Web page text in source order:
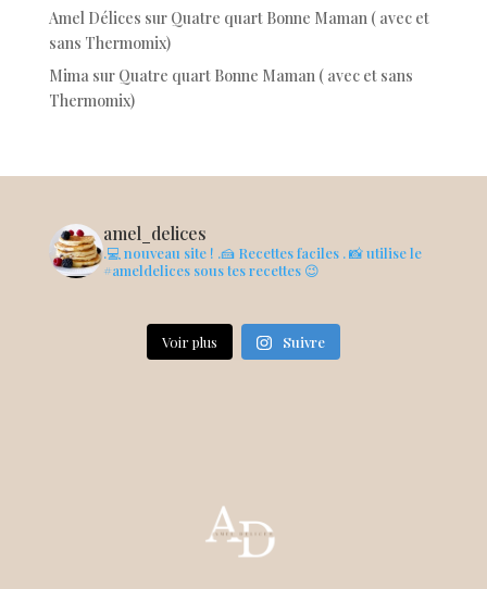
Amel Délices sur Quatre quart Bonne Maman ( avec et
sans Thermomix)
Mimasur Quatre quart Bonne Maman ( avec et sans
Thermomix)
amel_delices
.💻 nouveau site ! .🍰 Recettes faciles . 📸 utilise le
#ameldelices sous tes recettes 😉
Voir plus Suivre